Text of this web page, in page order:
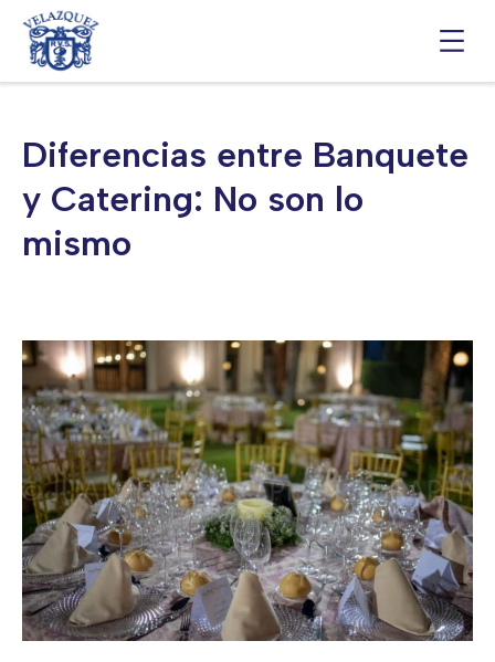
Saltar
contenido
Diferencias entre Banquete
y Catering: No son lo
mismo